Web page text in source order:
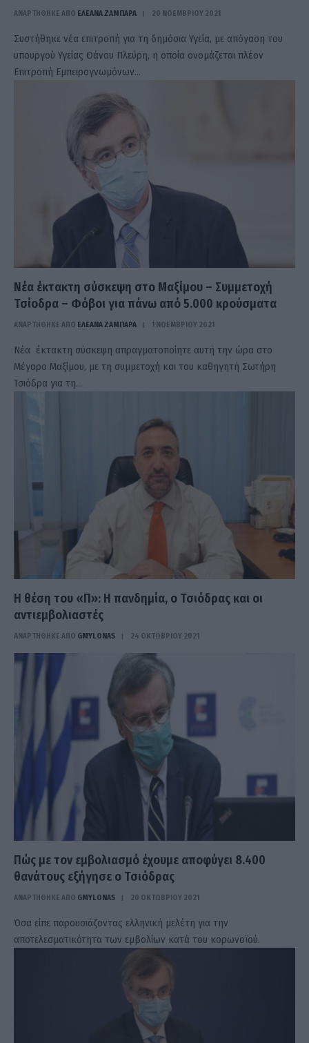
ΑΝΑΡΤΗΘΗΚΕ ΑΠΟ ΕΛΕΑΝΑ ΖΑΜΠΑΡΑ 20 ΝΟΕΜΒΡΊΟΥ 2021
Συστήθηκε νέα επιτροπή για τη δημόσια Υγεία, με απόγαση του
υπουργού Υγείας Θάνου Πλεύρη, η οποία ονομάζεται πλέον
Επιτροπή Εμπειρογνωμόνων…
Νέα έκτακτη σύσκεψη στο Μαξίμου – Συμμετοχή
Τσίοδρα – Φόβοι για πάνω από 5.000 κρούσματα
ΑΝΑΡΤΗΘΗΚΕ ΑΠΟ ΕΛΕΑΝΑ ΖΑΜΠΑΡΑ 1 ΝΟΕΜΒΡΊΟΥ 2021
Νέα έκτακτη σύσκεψη απραγματοποίητε αυτή την ώρα στο
Μέγαρο Μαξίμου, με τη συμμετοχή και του καθηγητή Σωτήρη
Τσιόδρα για τη…
Η θέση του «Π»: Η πανδημία, ο Τσιόδρας και οι
αντιεμβολιαστές
ΑΝΑΡΤΗΘΗΚΕ ΑΠΟ GMYLONAS 24 ΟΚΤΩΒΡΊΟΥ 2021
Πώς με τον εμβολιασμό έχουμε αποφύγει 8.400
θανάτους εξήγησε ο Τσιόδρας
ΑΝΑΡΤΗΘΗΚΕ ΑΠΟ GMYLONAS 20 ΟΚΤΩΒΡΊΟΥ 2021
Όσα είπε παρουσιάζοντας ελληνική μελέτη για την
αποτελεσματικότητα των εμβολίων κατά του κορωνοϊού.